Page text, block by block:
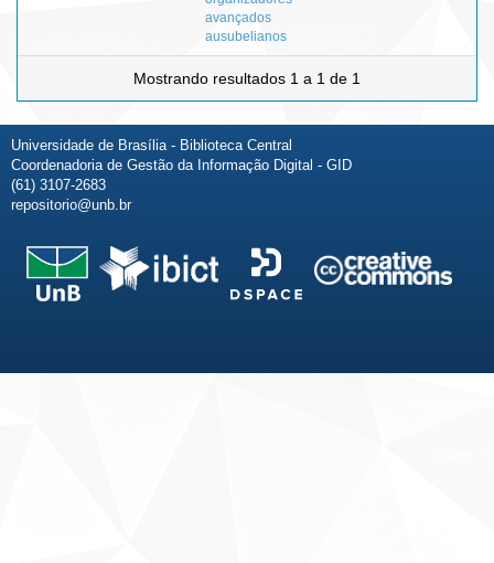
avançados
ausubelianos
Mostrando resultados 1 a 1 de 1
Universidade de Brasília - Biblioteca Central
Coordenadoria de Gestão da Informação Digital - GID
(61) 3107-2683
repositorio@unb.br